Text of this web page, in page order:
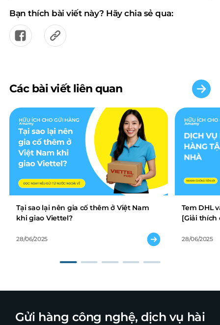
Bạn thích bài viết này? Hãy chia sẻ qua:
Các bài viết liên quan
HỮU ÍCH CHO GỬI HÀNG
Tại sao lại nên gia cố thêm ở Việt Nam
khi giao Viettel?
28/06/2025
HỮU ÍCH CHO
Tem DHL
[Giải thích
28/06/2025
Gửi hàng công nghệ, dịch vụ hài